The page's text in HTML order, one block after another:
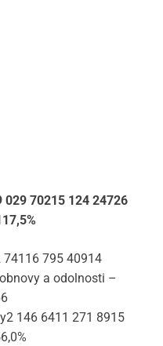
029 70215 124 24726
74116 795 40914
a odolnosti –
146 6411 271 8915